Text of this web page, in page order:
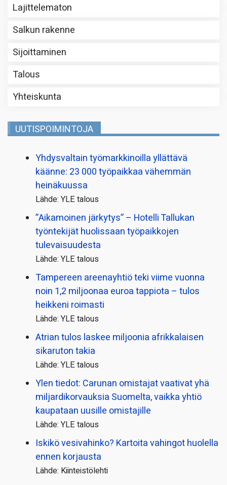
Lajittelematon
Salkun rakenne
Sijoittaminen
Talous
Yhteiskunta
UUTISPOIMINTOJA
Yhdysvaltain työmarkkinoilla yllättävä
käänne: 23 000 työpaikkaa vähemmän
heinäkuussa
Lähde: YLE talous
”Aikamoinen järkytys” – Hotelli Tallukan
työntekijät huolissaan työpaikkojen
tulevaisuudesta
Lähde: YLE talous
Tampereen areenayhtiö teki viime vuonna
noin 1,2 miljoonaa euroa tappiota – tulos
heikkeni roimasti
Lähde: YLE talous
Atrian tulos laskee miljoonia afrikkalaisen
sikaruton takia
Lähde: YLE talous
Ylen tiedot: Carunan omistajat vaativat yhä
miljardi­korvauksia Suomelta, vaikka yhtiö
kaupataan uusille omistajille
Lähde: YLE talous
Iskikö vesivahinko? Kartoita vahingot huolella
ennen korjausta
Lähde: Kiinteistölehti